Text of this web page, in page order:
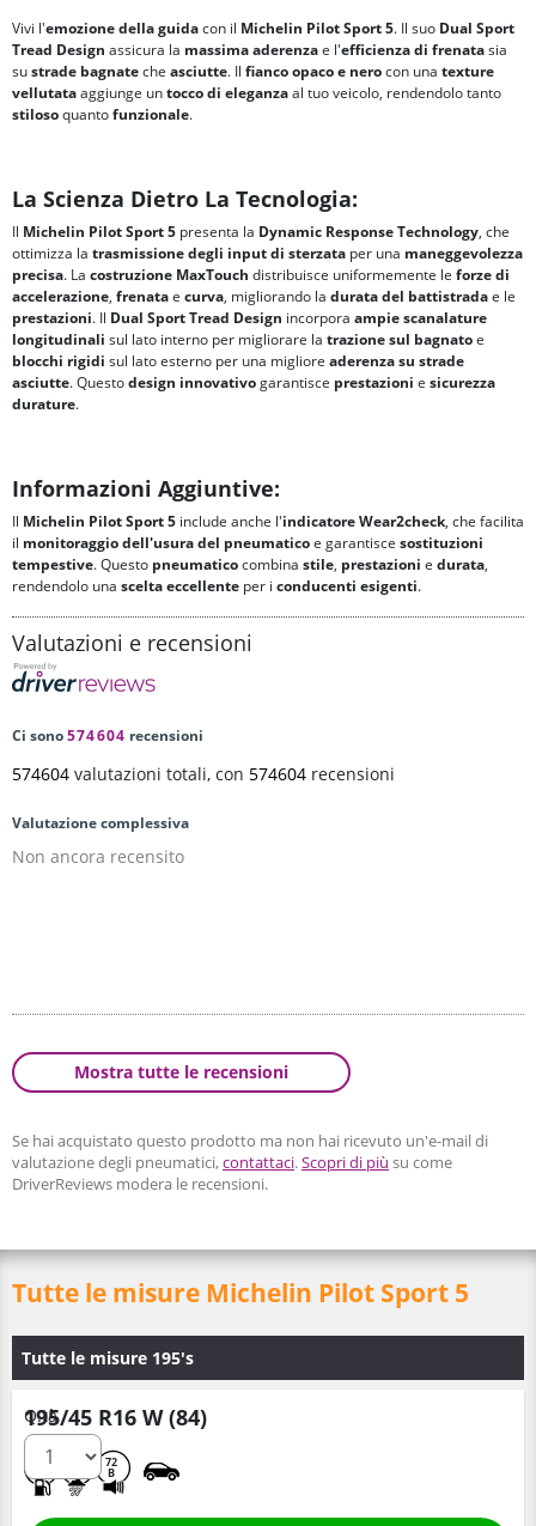
Vivi l'emozione della guidacon il Michelin Pilot Sport 5. Il suo Dual Sport
Tread Design assicura la massima aderenzae l'efficienza di frenatasia
sustrade bagnateche asciutte. Il fianco opaco e nerocon una texture
vellutataaggiunge untocco di eleganzaal tuo veicolo, rendendolo tanto
stilosoquantofunzionale.
La Scienza Dietro La Tecnologia:
Il Michelin Pilot Sport 5 presenta la Dynamic Response Technology, che
ottimizza la trasmissione degli input di sterzata per una maneggevolezza
precisa. La costruzione MaxTouch distribuisce uniformemente le forze di
accelerazione, frenatae curva, migliorando la durata del battistradae le
prestazioni. Il Dual Sport Tread Design incorpora ampie scanalature
longitudinali sul lato interno per migliorare la trazione sul bagnatoe
blocchi rigidi sul lato esterno per una migliore aderenza su strade
asciutte. Questodesign innovativogarantisce prestazioni e sicurezza
durature.
Informazioni Aggiuntive:
Il Michelin Pilot Sport 5 include anche l'indicatore Wear2check, che facilita
il monitoraggio dell'usura del pneumaticoe garantisce sostituzioni
tempestive. Questo pneumaticocombina stile, prestazioni e durata,
rendendolo una scelta eccellente per i conducenti esigenti.
Valutazioni e recensioni
Ci sono574604 recensioni
574604 valutazioni totali, con 574604 recensioni
Valutazione complessiva
Non ancora recensito
Mostra tutte le recensioni
Se hai acquistato questo prodotto ma non hai ricevuto un'e-mail di
valutazione degli pneumatici,contattaci.Scopri di più su come
DriverReviews modera le recensioni.
Tutte le misure Michelin Pilot Sport 5
Tutte le misure 195's
195/45 R16 W (84)
72
B
Q.tà